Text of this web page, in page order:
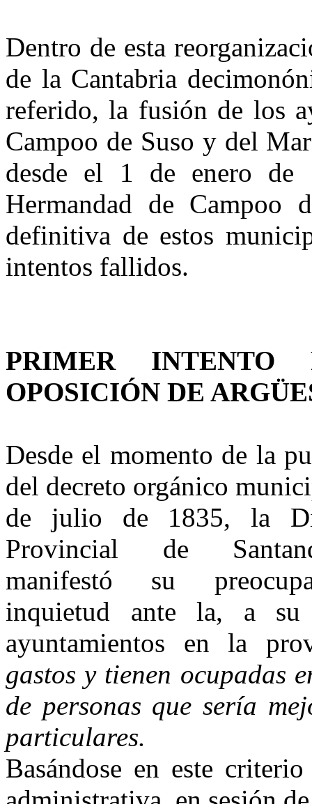
Dentro de esta
de la Cantabria
referido, la fusión de los
Campoo de Suso y del
desde el 1 de enero
Hermandad de Campoo
definitiva de estos
intentos fallidos.
PRIMER
OPOSICIÓN DE
Desde el momento de la
del decreto or­gánico
de julio de 1835, la
Provincial de
manifestó su
inquietud ante la, a su
ayuntamientos en la
gastos y tienen ocupadas
de personas que sería
particulares.
Basándose en este